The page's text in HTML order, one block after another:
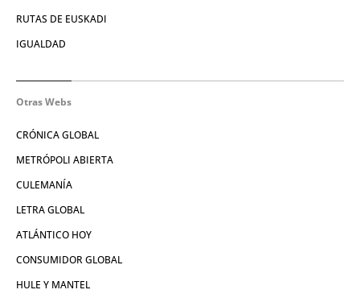
RUTAS DE EUSKADI
IGUALDAD
Otras Webs
CRÓNICA GLOBAL
METRÓPOLI ABIERTA
CULEMANÍA
LETRA GLOBAL
ATLÁNTICO HOY
CONSUMIDOR GLOBAL
HULE Y MANTEL